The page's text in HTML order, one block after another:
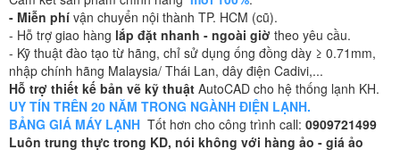
- Miễn phí vận chuyển nội thành TP. HCM (cũ).
- Hỗ trợ giao hàng lắp đặt nhanh - ngoài giờ theo yêu cầu.
- Kỹ thuật đào tạo từ hãng, chỉ sử dụng ống đồng dày ≥ 0.71mm,
nhập chính hãng Malaysia/ Thái Lan, dây điện Cadivi,...
Hỗ trợ thiết kế bản vẽ kỹ thuật AutoCAD cho hệ thống lạnh KH.
UY TÍN TRÊN 20 NĂM TRONG NGÀNH ĐIỆN LẠNH.
BẢNG GIÁ MÁY LẠNH Tốt hơn cho công trình call: 0909721499
Luôn trung thực trong KD, nói không với hàng ảo - giá ảo